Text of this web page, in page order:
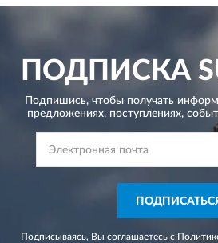
ПОДПИСКА
Подпишись, чтобы получать
предложениях, поступлениях,
Подписываясь, Вы соглашаетесь с